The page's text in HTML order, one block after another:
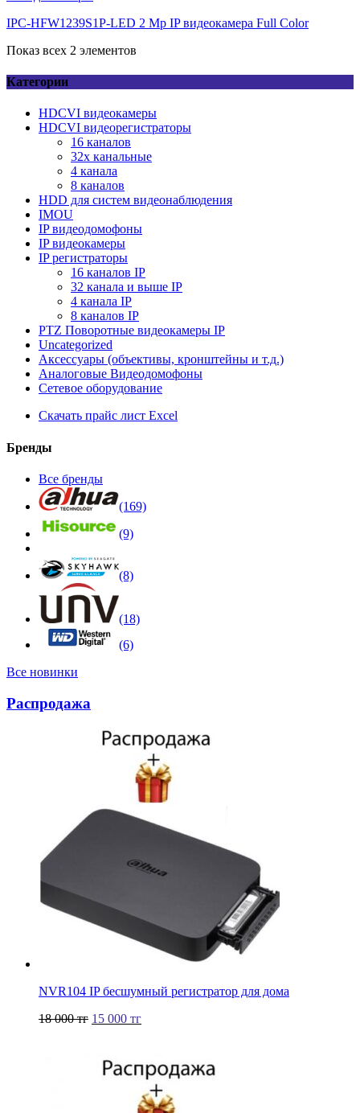
IPC-HFW1239S1P-LED 2 Мр IP видеокамера Full Color
Показ всех 2 элементов
Категории
HDCVI видеокамеры
HDCVI видеорегистраторы
16 каналов
32х канальные
4 канала
8 каналов
HDD для систем видеонаблюдения
IMOU
IP видеодомофоны
IP видеокамеры
IP регистраторы
16 каналов IР
32 канала и выше IР
4 канала IР
8 каналов IР
PTZ Поворотные видеокамеры IP
Uncategorized
Аксессуары (объективы, кронштейны и т.д.)
Аналоговые Видеодомофоны
Сетевое оборудование
Скачать прайс лист Excel
Бренды
Все бренды
(169)
(9)
(8)
(18)
(6)
Все новинки
Распродажа
NVR104 IP бесшумный регистратор для дома
18 000тг 15 000 тг